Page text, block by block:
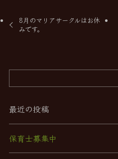
8月のマリアサークルはお休
みです。
最近の投稿
保育士募集中